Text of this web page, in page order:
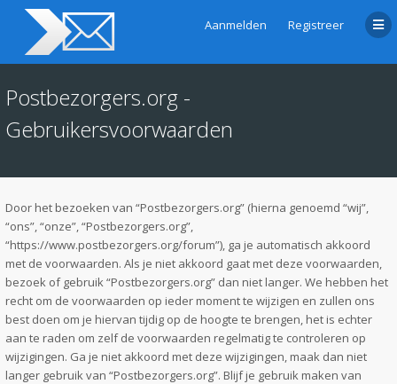
Aanmelden Registreer
Postbezorgers.org -
Gebruikersvoorwaarden
Door het bezoeken van “Postbezorgers.org” (hierna genoemd “wij”,
“ons”, “onze”, “Postbezorgers.org”,
“https://www.postbezorgers.org/forum”), ga je automatisch akkoord
met de voorwaarden. Als je niet akkoord gaat met deze voorwaarden,
bezoek of gebruik “Postbezorgers.org” dan niet langer. We hebben het
recht om de voorwaarden op ieder moment te wijzigen en zullen ons
best doen om je hiervan tijdig op de hoogte te brengen, het is echter
aan te raden om zelf de voorwaarden regelmatig te controleren op
wijzigingen. Ga je niet akkoord met deze wijzigingen, maak dan niet
langer gebruik van “Postbezorgers.org”. Blijf je gebruik maken van